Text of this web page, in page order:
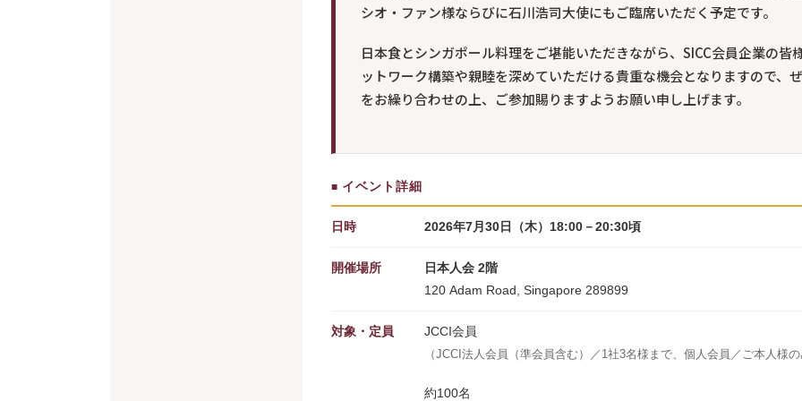
シオ・ファン様ならびに石川浩司大使にもご臨席いただく予定です。
日本食とシンガポール料理をご堪能いただきながら、SICC会員企業の皆
ットワーク構築や親睦を深めていただける貴重な機会となりますので、
をお繰り合わせの上、ご参加賜りますようお願い申し上げます。
■ イベント詳細
日時 2026年7月30日（木）18:00－20:30頃
開催場所
日本人会 2階
120 Adam Road, Singapore 289899
対象・定員 JCCI会員
（JCCI法人会員（準会員含む）／1社3名様まで、個人会員／ご本人様
約100名